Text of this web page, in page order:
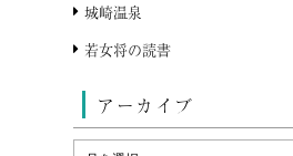
城崎温泉
若女将の読書
アーカイブ